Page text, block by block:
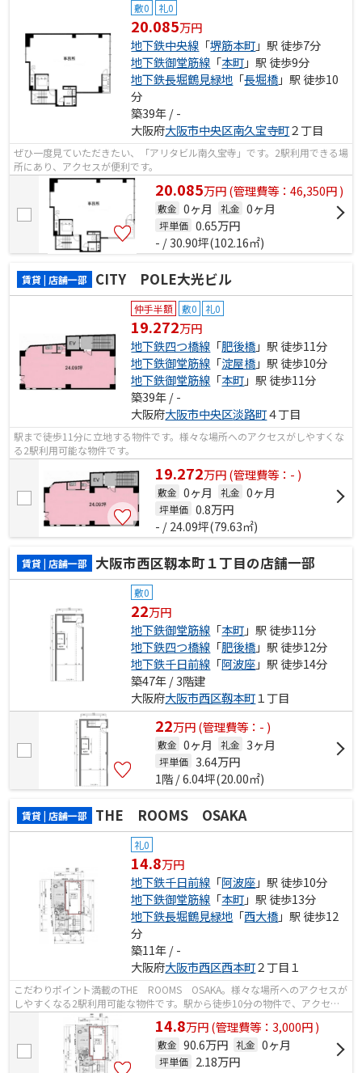
敷0 礼0
20.085万円
地下鉄中央線 「堺筋本町」駅 徒歩7分
地下鉄御堂筋線 「本町」駅 徒歩9分
地下鉄長堀鶴見緑地 「長堀橋」駅 徒歩10
分
築39年 / -
大阪府大阪市中央区南久宝寺町２丁目
ぜひ一度見ていただきたい、「アリタビル南久宝寺」です。2駅利用できる場
所にあり、アクセスが便利です。
20.085万円(管理費等：46,350円 )
敷金 0ヶ月 礼金 0ヶ月
坪単価 0.65万円
- / 30.90坪(102.16㎡)
賃貸 | 店舗一部 CITY POLE大光ビル
仲手半額 敷0 礼0
19.272万円
地下鉄四つ橋線 「肥後橋」駅 徒歩11分
地下鉄御堂筋線 「淀屋橋」駅 徒歩10分
地下鉄御堂筋線 「本町」駅 徒歩11分
築39年 / -
大阪府大阪市中央区淡路町４丁目
駅まで徒歩11分に立地する物件です。様々な場所へのアクセスがしやすくな
る2駅利用可能な物件です。
19.272万円(管理費等：- )
敷金 0ヶ月 礼金 0ヶ月
坪単価 0.8万円
- / 24.09坪(79.63㎡)
賃貸 | 店舗一部 大阪市西区靱本町１丁目の店舗一部
敷0
22万円
地下鉄御堂筋線 「本町」駅 徒歩11分
地下鉄四つ橋線 「肥後橋」駅 徒歩12分
地下鉄千日前線 「阿波座」駅 徒歩14分
築47年 / 3階建
大阪府大阪市西区靱本町１丁目
22万円(管理費等：- )
敷金 0ヶ月 礼金 3ヶ月
坪単価 3.64万円
1階 / 6.04坪(20.00㎡)
賃貸 | 店舗一部 THE ROOMS OSAKA
礼0
14.8万円
地下鉄千日前線 「阿波座」駅 徒歩10分
地下鉄御堂筋線 「本町」駅 徒歩13分
地下鉄長堀鶴見緑地 「西大橋」駅 徒歩12
分
築11年 / -
大阪府大阪市西区西本町２丁目１
こだわりポイント満載のTHE ROOMS OSAKA。様々な場所へのアクセスが
しやすくなる2駅利用可能な物件です。駅から徒歩10分の物件で、アクセス
良好です。築7年のイチオシ物件はこちらで...
14.8万円(管理費等：3,000円 )
敷金 90.6万円 礼金 0ヶ月
坪単価 2.18万円